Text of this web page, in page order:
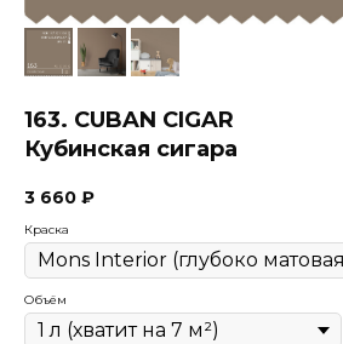
163. CUBAN CIGAR
Кубинская сигара
3 660 ₽
Краска
Объём